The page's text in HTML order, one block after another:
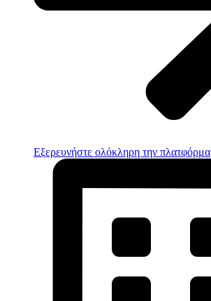
Εξερευνήστε ολόκληρη την πλατφόρμα